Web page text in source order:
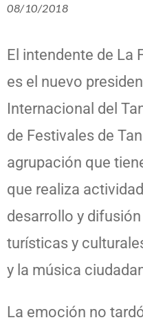
08/10/2018
El intendente de La
es el nuevo
Internacional del
de Festivales de
agrupación que
que realiza
desarrollo y
turísticas y
y la música
La emoción no